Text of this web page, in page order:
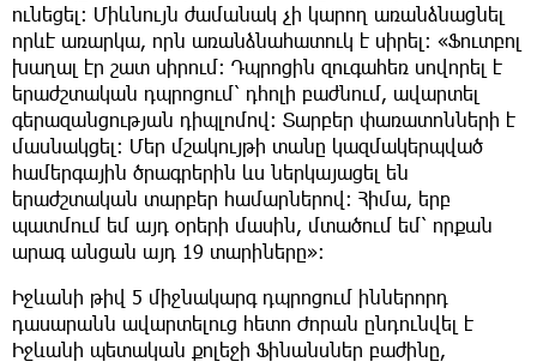
ունեցել։ Միևնույն ժամանակ չի կարող առանձնացնել
որևէ առարկա, որն առանձնահատուկ է սիրել։ «Ֆուտբոլ
խաղալ էր շատ սիրում։ Դպրոցին զուգահեռ սովորել է
երաժշտական դպրոցում՝ դհոլի բաժնում, ավարտել
գերազանցության դիպլոմով։ Տարբեր փառատոնների է
մասնակցել։ Մեր մշակույթի տանը կազմակերպված
համերգային ծրագրերին ևս ներկայացել են
երաժշտական տարբեր համարներով։ Հիմա, երբ
պատմում եմ այդ օրերի մասին, մտածում եմ՝ որքան
արագ անցան այդ 19 տարիները»։
Իջևանի թիվ 5 միջնակարգ դպրոցում իններորդ
դասարանն ավարտելուց հետո Ժորան ընդունվել է
Իջևանի պետական քոլեջի Ֆինանսներ բաժինը,